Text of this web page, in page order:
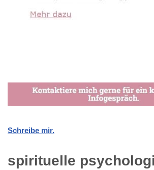
Schreibe mir.
spirituelle